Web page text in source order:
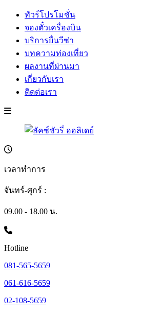
ทัวร์โปรโมชั่น
จองตั๋วเครื่องบิน
บริการยื่นวีซ่า
บทความท่องเที่ยว
ผลงานที่ผ่านมา
เกี่ยวกับเรา
ติดต่อเรา
เวลาทำการ
จันทร์-ศุกร์ :
09.00 - 18.00 น.
Hotline
081-565-5659
061-616-5659
02-108-5659